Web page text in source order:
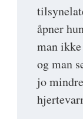
åpner
man ikke
og man
jo